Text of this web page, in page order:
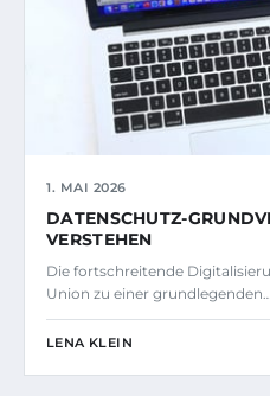
1. MAI 2026
DATENSCHUTZ-
VERSTEHEN
Die fortschreitende
Union zu einer grundlegenden…
LENA KLEIN